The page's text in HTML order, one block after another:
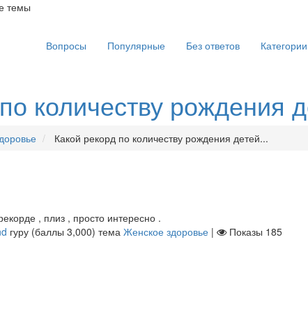
темы
Вопросы Популярные Без ответов Категории
количеству
Какой рекорд по количеству рождения детей...
, плиз , просто интересно .
гуру (баллы 3,000) тема Женское здоровье | Показы 185